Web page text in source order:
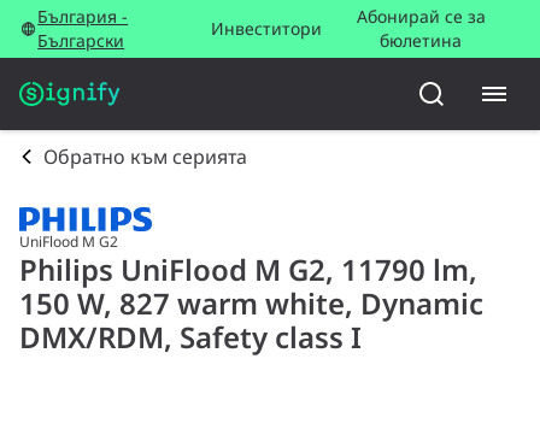
България -
Български
Инвеститори
Абонирай се за
бюлетина
Обратно към серията
UniFlood M G2
Philips UniFlood M G2, 11790 lm,
150 W, 827 warm white, Dynamic
DMX/RDM, Safety class I